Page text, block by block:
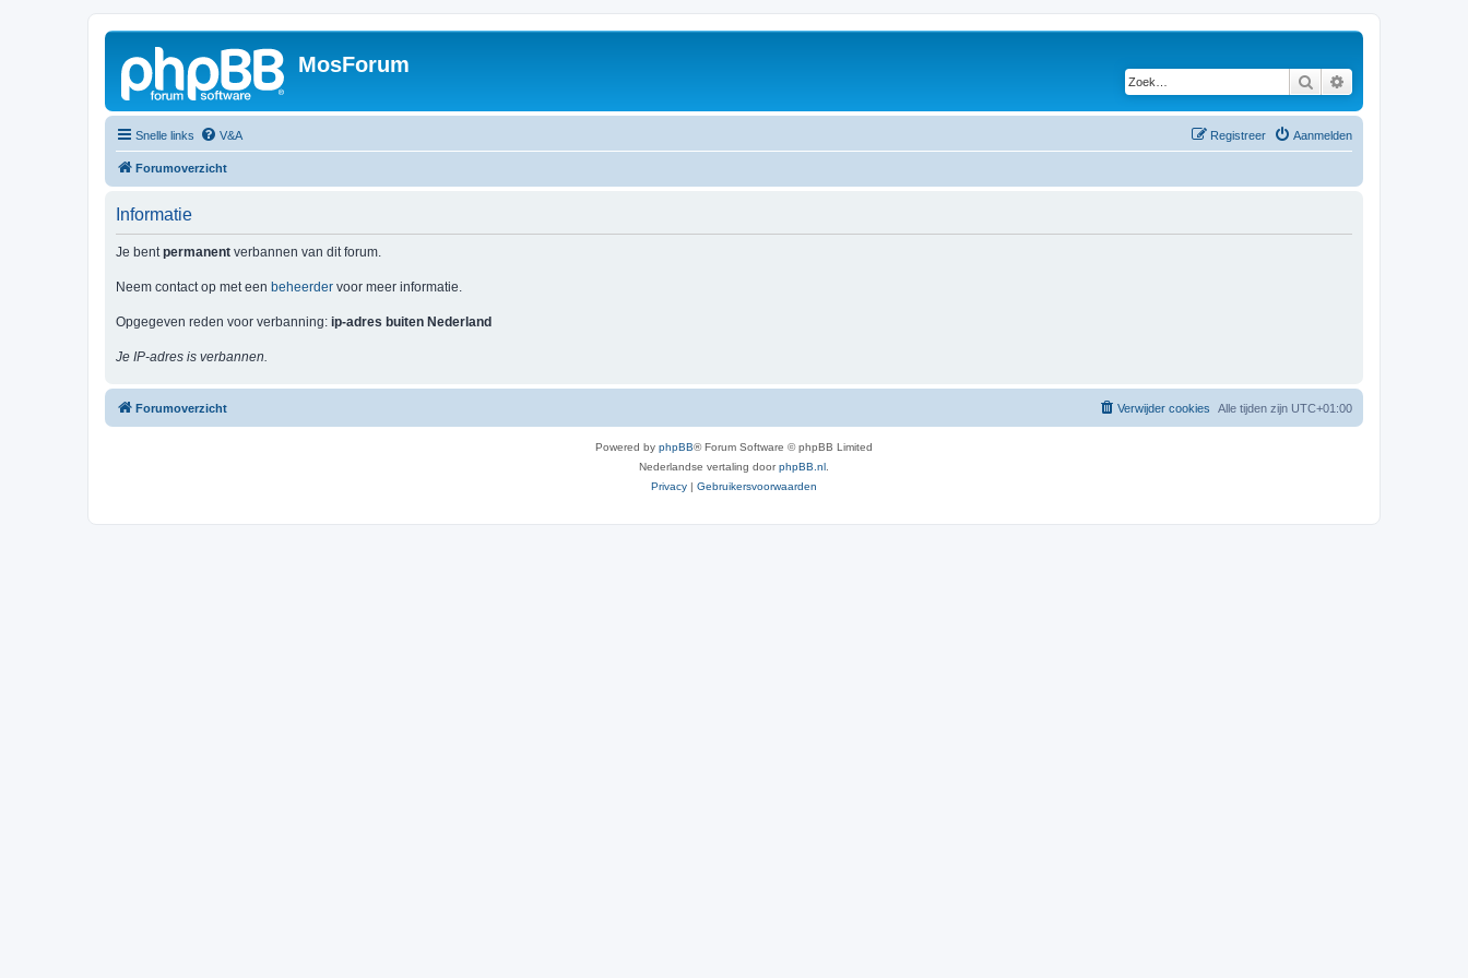
MosForum
Zoek
Snelle links V&A Aanmelden
Registreer
Forumoverzicht
Informatie
Je bentpermanent verbannen van dit forum.
Neem contact op met een beheerder voor meer informatie.
Opgegeven reden voor verbanning: ip-adres buiten Nederland
Je IP-adres is verbannen.
Forumoverzicht Alle tijden zijn UTC+01:00
Verwijder cookies
Powered by phpBB® Forum Software © phpBB Limited
Nederlandse vertaling doorphpBB.nl
Privacy | Gebruikersvoorwaarden